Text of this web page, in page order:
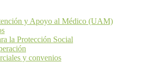
y Apoyo al Médico (UAM)
la Protección Social
y convenios